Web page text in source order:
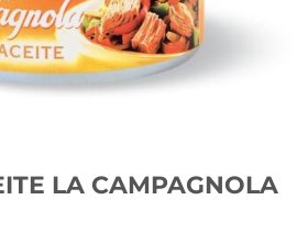
LA CAMPAGNOLA